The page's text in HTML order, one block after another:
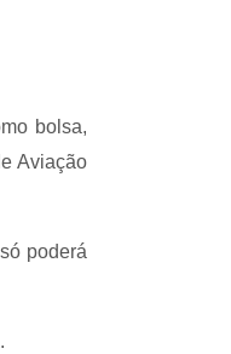
bolsa,
Aviação
poderá